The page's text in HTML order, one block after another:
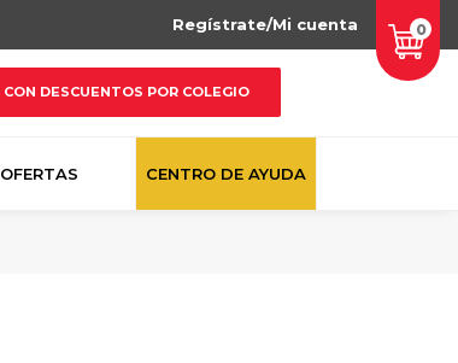
0
Regístrate/Mi cuenta
DESCUENTOS POR COLEGIO
OFERTAS CENTRO DE AYUDA